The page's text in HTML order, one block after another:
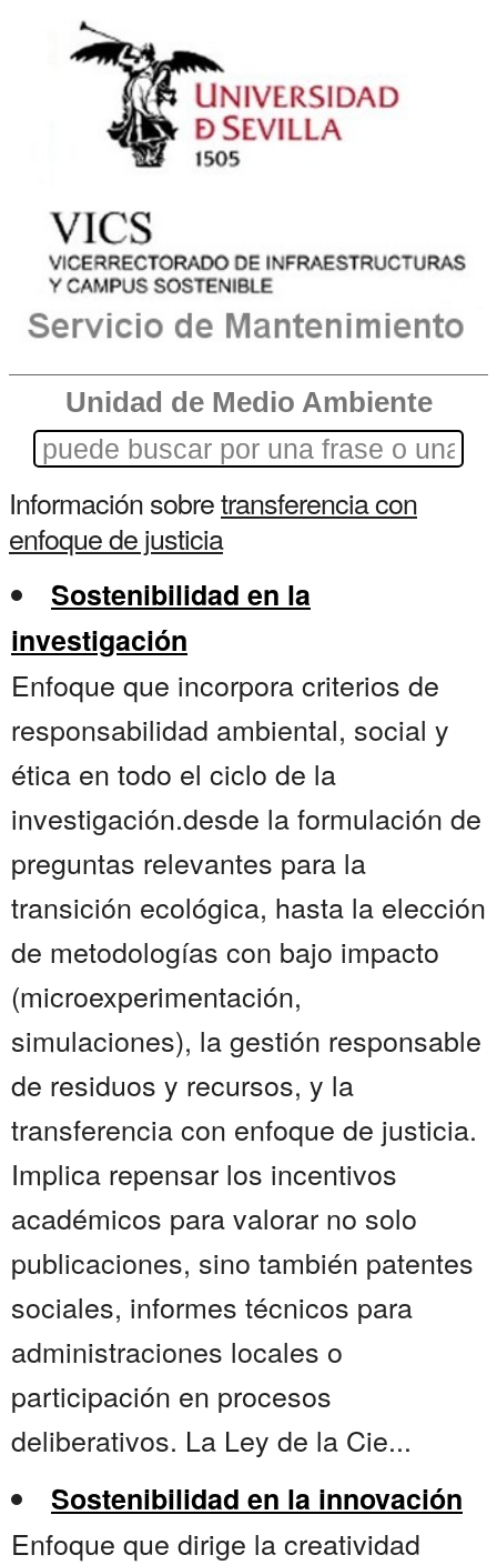
Unidad de Medio Ambiente
Información sobretransferencia con
enfoque de justicia
Sostenibilidad en la
investigación
Enfoque que incorpora criterios de
responsabilidad ambiental, social y
ética en todo el ciclo de la
investigación.desde la formulación de
preguntas relevantes para la
transición ecológica, hasta la elección
de metodologías con bajo impacto
(microexperimentación,
simulaciones), la gestión responsable
de residuos y recursos, y la
transferencia con enfoque de justicia.
Implica repensar los incentivos
académicos para valorar no solo
publicaciones, sino también patentes
sociales, informes técnicos para
administraciones locales o
participación en procesos
deliberativos. La Ley de la Cie...
Sostenibilidad en la innovación
Enfoque que dirige la creatividad